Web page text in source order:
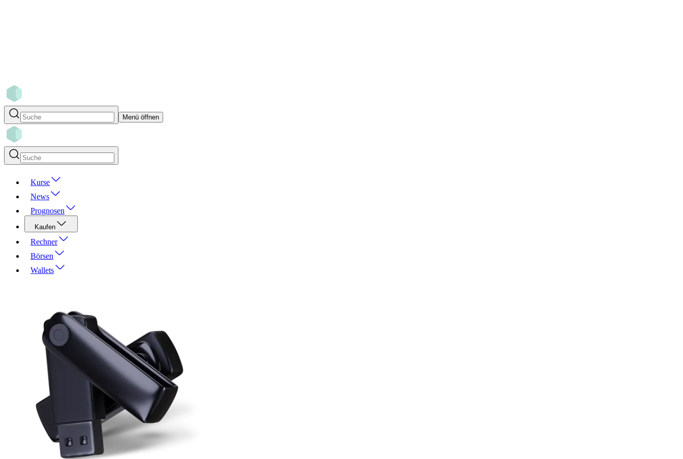
Menü öffnen
Kurse
News
Prognosen
Kaufen
Rechner
Börsen
Wallets